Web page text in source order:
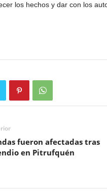
los hechos y dar con los
fueron afectadas tras
en Pitrufquén